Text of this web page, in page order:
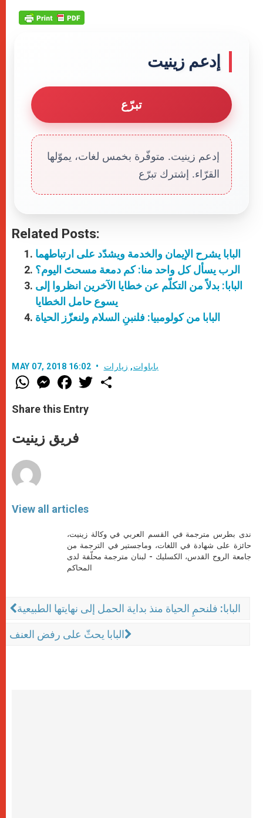
إدعم زينيت
تبرّع
إدعم زينيت. متوفّرة بخمس لغات، يموّلها
القرّاء. إشترك تبرّع
Related Posts:
البابا يشرح الإيمان والخدمة ويشدّد على ارتباطهما
الرب يسأل كل واحد منا: كم دمعة مسحتَ اليوم؟
البابا: بدلاً من التكلّم عن خطايا الآخرين انظروا إلى
يسوع حامل الخطايا
البابا من كولومبيا: فلنبنِ السلام ولنعزّز الحياة
MAY 07, 2018 16:02 باباوات, زيارات
W
h
t
s
p
p
M
e
s
e
g
e
F
a
e
b
o
k
w
Share this Entry
فريق زينيت
View all articles
ندى بطرس مترجمة في القسم العربي في وكالة زينيت،
حائزة على شهادة في اللغات، وماجستير في الترجمة من
جامعة الروح القدس، الكسليك - لبنان مترجمة محلّفة لدى
المحاكم
البابا: فلنحمِ الحياة منذ بداية الحمل إلى نهايتها الطبيعية
البابا يحثّ على رفض العنف